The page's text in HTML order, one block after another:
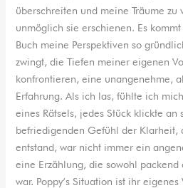
überschreiten und meine Träume zu
unmöglich sie erschienen. Es
Buch meine Perspektiven so
zwingt, die Tiefen meiner eigenen
konfrontieren, eine unangenehme,
Erfahrung. Als ich las, fühlte ich
eines Rätsels, jedes Stück klickte an
befriedigenden Gefühl der Klarheit,
entstand, war nicht immer ein
eine Erzählung, die sowohl
war. Poppy’s Situation ist ihr eigenes